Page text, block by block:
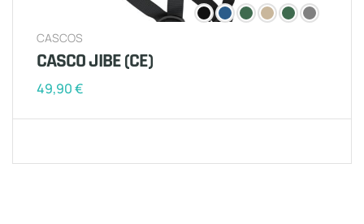
CASCOS
CASCO JIBE (CE)
49,90€